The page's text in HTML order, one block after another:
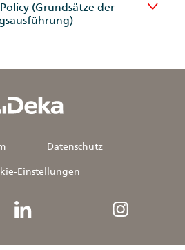
(Grundsätze der
Datenschutz
Einstellungen
Instagram